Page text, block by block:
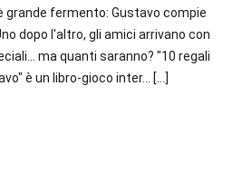
grande fermento: Gustavo compie
dopo l'altro, gli amici arrivano con
ma quanti saranno? "10 regali
è un libro-gioco inter...
[…]